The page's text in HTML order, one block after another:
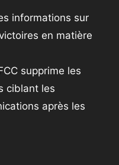
informations sur
en matière
supprime les
ciblant les
après les